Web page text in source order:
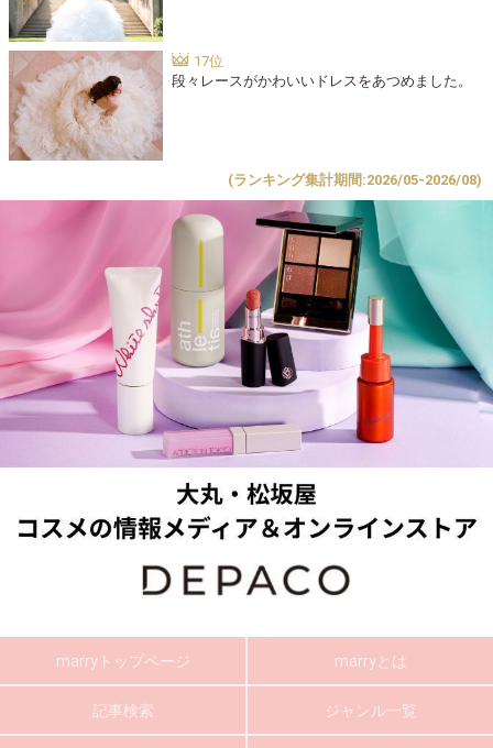
段々レースがかわいいドレスをあつめました。
(ランキング集計期間:2026/05-2026/08)
marryトップページ marryとは
記事検索 ジャンル一覧